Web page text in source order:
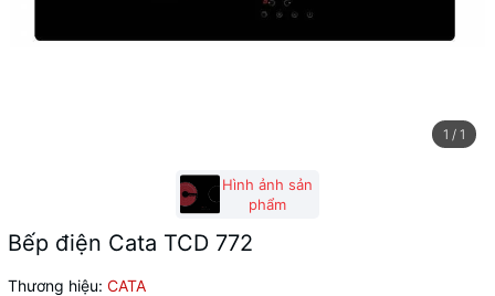
1 / 1
Hình ảnh sản
phẩm
Bếp điện Cata TCD 772
Thương hiệu: CATA